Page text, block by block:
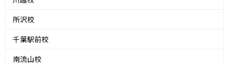
所沢校
千葉駅前校
南流山校